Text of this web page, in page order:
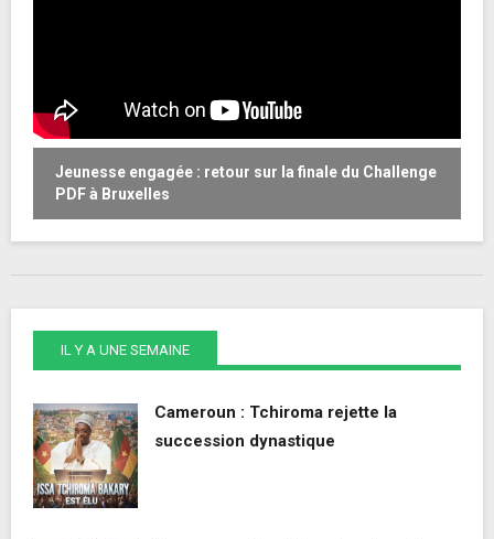
Jeunesse engagée : retour sur la finale du Challenge
PDF à Bruxelles
IL Y A UNE SEMAINE
Cameroun : Tchiroma rejette la
succession dynastique